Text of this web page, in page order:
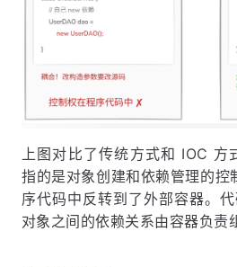
上图对比了传统方式和 IOC
指的是对象创建和依赖管理的
序代码中反转到了外部容器。
对象之间的依赖关系由容器负责